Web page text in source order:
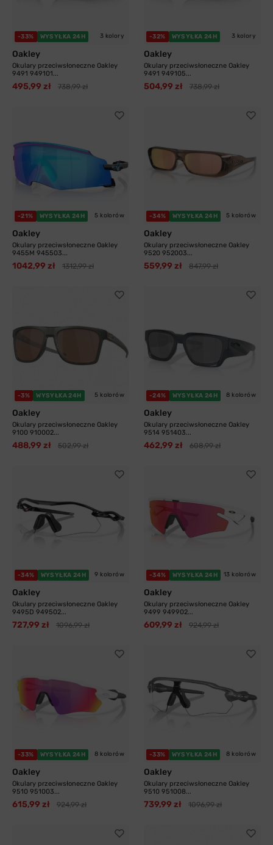
-33% WYSYŁKA 24H 3 kolory
Oakley
Okulary przeciwsłoneczne Oakley
9491 949101...
495,99 zł 738,99 zł
-32% WYSYŁKA 24H 3 kolory
Oakley
Okulary przeciwsłoneczne Oakley
9491 949105...
504,99 zł 738,99 zł
-21% WYSYŁKA 24H 5 kolorów
Oakley
Okulary przeciwsłoneczne Oakley
9455M 945503...
1042,99 zł 1312,99 zł
-34% WYSYŁKA 24H 5 kolorów
Oakley
Okulary przeciwsłoneczne Oakley
9520 952003...
559,99 zł 847,99 zł
-3% WYSYŁKA 24H 5 kolorów
Oakley
Okulary przeciwsłoneczne Oakley
9100 910002...
488,99 zł 502,99 zł
-24% WYSYŁKA 24H 8 kolorów
Oakley
Okulary przeciwsłoneczne Oakley
9514 951403...
462,99 zł 608,99 zł
-34% WYSYŁKA 24H 9 kolorów
Oakley
Okulary przeciwsłoneczne Oakley
9495D 949502...
727,99 zł 1096,99 zł
-34% WYSYŁKA 24H 13 kolorów
Oakley
Okulary przeciwsłoneczne Oakley
9499 949902...
609,99 zł 924,99 zł
-33% WYSYŁKA 24H 8 kolorów
Oakley
Okulary przeciwsłoneczne Oakley
9510 951003...
615,99 zł 924,99 zł
-33% WYSYŁKA 24H 8 kolorów
Oakley
Okulary przeciwsłoneczne Oakley
9510 951008...
739,99 zł 1096,99 zł